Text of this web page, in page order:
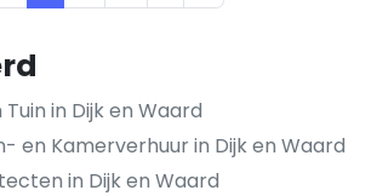
in Dijk en Waard
en Kamerverhuur in Dijk en Waard
in Dijk en Waard